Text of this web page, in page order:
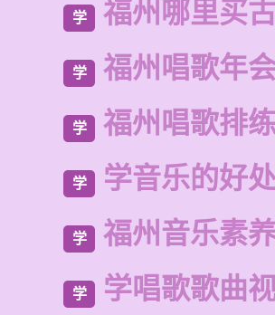
学 福州哪里买
学 福州唱歌年
学 福州唱歌排
学 学音乐的好
学 福州音乐素
学 学唱歌歌曲